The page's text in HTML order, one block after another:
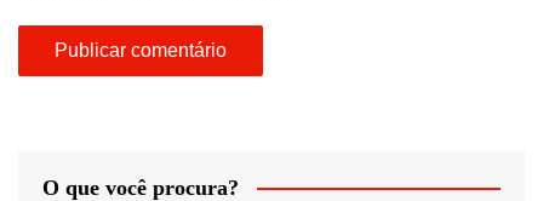
O que você procura?